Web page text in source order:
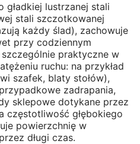
gładkiej lustrzanej stali
stali szczotkowanej
każdy ślad), zachowuje
przy codziennym
praktyczne w
ruchu: na przykład
szafek, blaty stołów),
zadrapania,
sklepowe dotykane przez
częstotliwość głębokiego
powierzchnię w
długi czas.